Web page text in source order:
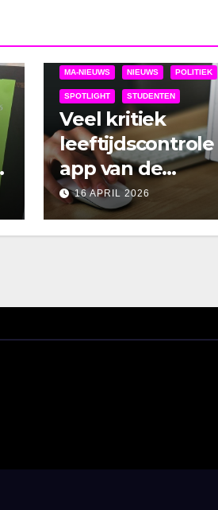
MA-NIEUWS NIEUWS POLITIEK
SPOTLIGHT STUDENTEN
Veel kritiek
leeftijdscontrole
app van de
Europese
commissie
16 APRIL 2026